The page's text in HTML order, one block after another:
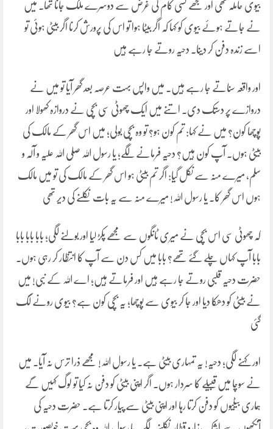
بیوی حاملہ تھی اور مجھے کسی کام کی غرض سے دوسرے ملک جانا تھا۔ میں
نے جاتے ہوئے بیوی کو کہا کہ اگر بیٹا ہوا تو اس کی پرورش کرنا اگر بیٹی ہوئی تو
اسے زندہ دفن کر دینا۔ دحیہ روتے جا رہے ہیں
اور واقعہ سناتے جا رہے ہیں۔ میں واپس بہت عرصہ بعد گھر آیا تو میں نے
دروازے پر دستک دی۔ اتنے میں ایک چھوٹی سی بچی نے دروازہ کھولا اور
پوچھا کون؟ میں نے کہا: تم کون ہو؟ تو وہ بچی بولی؛ میں اس گھر کے مالک کی
بیٹی ہوں۔ آپ کون ہیں؟ دحیہ فرمانے لگے؛ یا رسول اللہ صلی اللہ علیہ و آلہ و
سلم، میرے منہ سے نکل گیا: اگر تم بیٹی ہو اس گھر کے مالک کی تو میں مالک
ہوں اس گھر کا۔ یا رسول اللہ! میرے منہ سے یہ بات نکلنے کی دیر تھی
کہ چھوٹی سی اس بچی نے میری ٹانگوں سے مجھے پکڑ لیا اور بولنے لگی؛ بابا بابا بابا
بابا آپ کہاں چلے گئے تھے؟ بابا میں کس دن سے آپ کا انتظار کر رہی ہوں۔
حضرت دحیہ قلبی روتے جا رہے ہیں اور فرماتے ہیں؛ اے اللہ کے نبی! میں
نے بیٹی کو دھکا دیا اور جا کر بیوی سے پوچھا؛ یہ بچی کون ہے؟ بیوی رونے لگ
گئی
اور کہنے لگی؛ دحیہ! یہ تمہاری بیٹی ہے۔ یا رسول اللہ! مجھے ذرا ترس نہ آیا۔ میں
نے سوچا میں قبیلے کا سردار ہوں۔ اگر اپنی بیٹی کو دفن نہ کیا تو لوگ کہیں گے
ہماری بیٹیوں کو دفن کرتا رہا اور اپنی بیٹی سے پیار کرتا ہے۔ حضرت دحیہ کی